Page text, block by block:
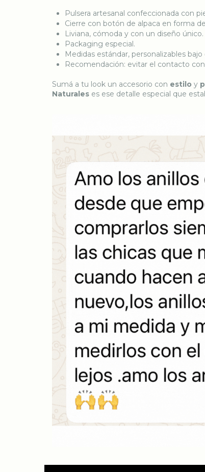
Pulsera artesanal confeccionada con
Cierre con botón de alpaca en forma
Liviana, cómoda y con un diseño único.
Packaging especial.
Medidas estándar, personalizables bajo
Recomendación: evitar el contacto
Sumá a tu look un accesorio con estilo y
Naturales es ese detalle especial que